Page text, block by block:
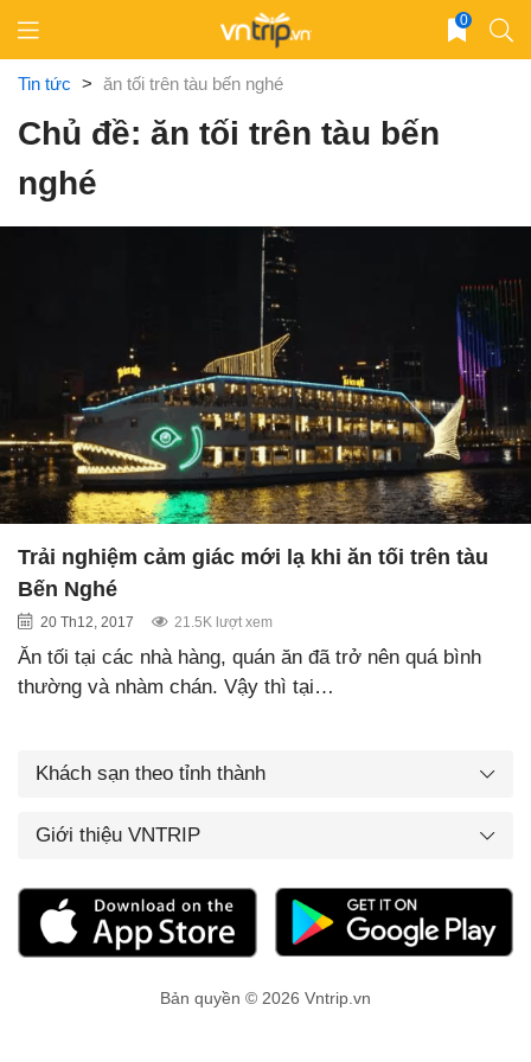
content
0
Tin tức > ăn tối trên tàu bến nghé
Chủ đề: ăn tối trên tàu bến
nghé
Trải nghiệm cảm giác mới lạ khi ăn tối trên tàu
Bến Nghé
20 Th12, 2017 21.5K lượt xem
Ăn tối tại các nhà hàng, quán ăn đã trở nên quá bình
thường và nhàm chán. Vậy thì tại…
Khách sạn theo tỉnh thành
Giới thiệu VNTRIP
Bản quyền © 2026 Vntrip.vn